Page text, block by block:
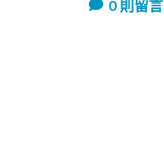
0則留言